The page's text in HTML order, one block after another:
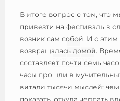
В итоге вопрос о том, что
привезти на фестиваль в
возник сам собой. И с
возвращалась домой.
составляет почти семь
часы прошли в
витали тысячи мыслей: чем
показать, откуда черпать